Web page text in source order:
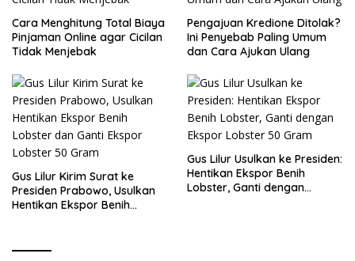
Cara Menghitung Total Biaya
Pinjaman Online agar Cicilan
Tidak Menjebak
Pengajuan Kredione Ditolak?
Ini Penyebab Paling Umum
dan Cara Ajukan Ulang
Gus Lilur Kirim Surat ke
Presiden Prabowo, Usulkan
Hentikan Ekspor Benih
Gus Lilur Usulkan ke Presiden:
Hentikan Ekspor Benih
Lobster, Ganti dengan